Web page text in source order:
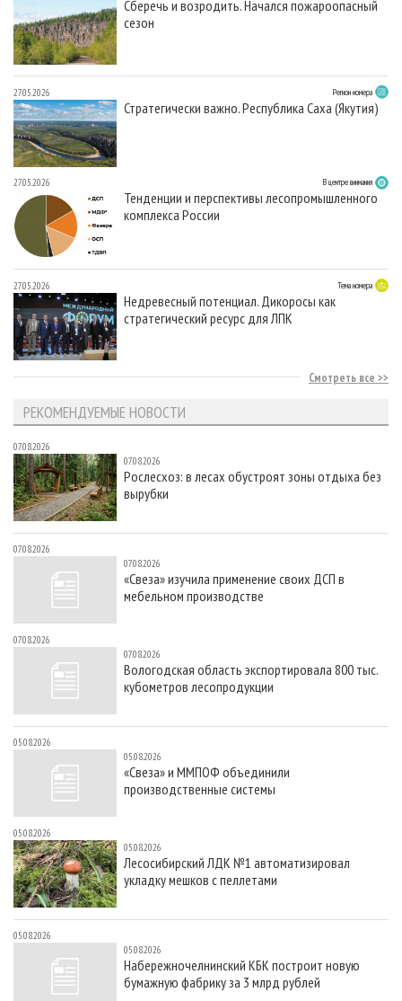
Сберечь и возродить. Начался пожароопасный
сезон
27.05.2026 Регион номера
Стратегически важно. Республика Саха (Якутия)
27.05.2026 В центре внимания
Тенденции и перспективы лесопромышленного
комплекса России
27.05.2026 Тема номера
Недревесный потенциал. Дикоросы как
стратегический ресурс для ЛПК
Смотреть все
РЕКОМЕНДУЕМЫЕ НОВОСТИ
07.08.2026
07.08.2026
Рослесхоз: в лесах обустроят зоны отдыха без
вырубки
07.08.2026
07.08.2026
«Свеза» изучила применение своих ДСП в
мебельном производстве
07.08.2026
07.08.2026
Вологодская область экспортировала 800 тыс.
кубометров лесопродукции
05.08.2026
05.08.2026
«Свеза» и ММПОФ объединили
производственные системы
05.08.2026
05.08.2026
Лесосибирский ЛДК №1 автоматизировал
укладку мешков с пеллетами
05.08.2026
05.08.2026
Набережночелнинский КБК построит новую
бумажную фабрику за 3 млрд рублей